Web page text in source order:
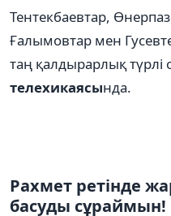
Тентекбаевтар,
Ғалымовтар мен
таң қалдырарлық түрлі
телехикаясында.
Рахмет ретінде
басуды сұраймын!